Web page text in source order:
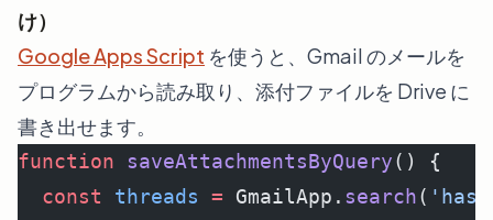
け）
Google Apps Script を使うと、Gmail のメールを
プログラムから読み取り、添付ファイルを Drive に
書き出せます。
function saveAttachmentsByQuery() {
  const
threads = GmailApp. search(